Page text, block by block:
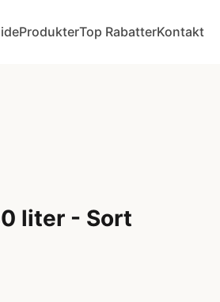
ProdukterTop RabatterKontakt
liter - Sort